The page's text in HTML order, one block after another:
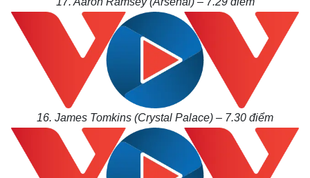
Thế giới
Quan sát
Cuộc sống đó đây
Hồ sơ
Multimedia
Video
E-Magazine
16. James Tomkins (Crystal Palace) – 7.30 điểm